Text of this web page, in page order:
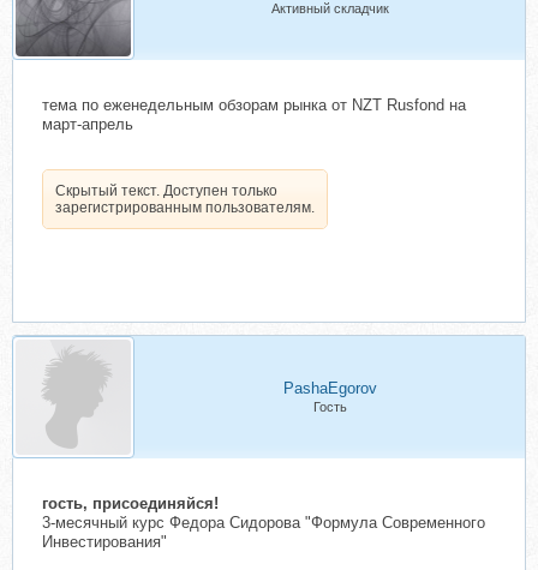
Активный складчик
тема по еженедельным обзорам рынка от NZT Rusfond на
март-апрель
Скрытый текст. Доступен только
зарегистрированным пользователям.
PashaEgorov
Гость
гость, присоединяйся!
3-месячный курс Федора Сидорова "Формула Современного
Инвестирования"